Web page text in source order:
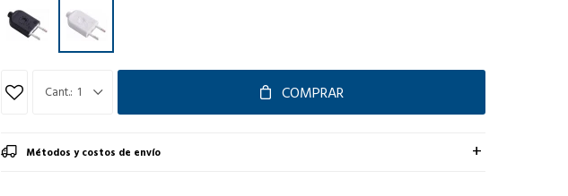
1 COMPRAR
Métodos y costos de envío